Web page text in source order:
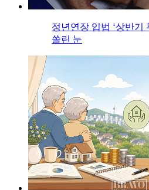
정년연장 입법 ‘상반기
쏠린 눈